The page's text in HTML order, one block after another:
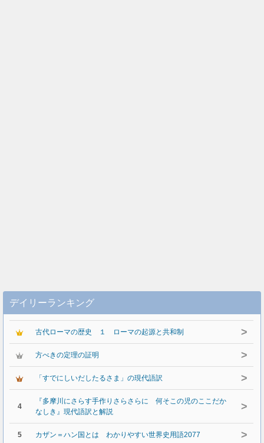
デイリーランキング
古代ローマの歴史 １ ローマの起源と共和制 >
方べきの定理の証明 >
「すでにしいだしたるさま」の現代語訳 >
4
『多摩川にさらす手作りさらさらに 何そこの児のここだか
なしき』現代語訳と解説
>
5 カザン＝ハン国とは わかりやすい世界史用語2077 >